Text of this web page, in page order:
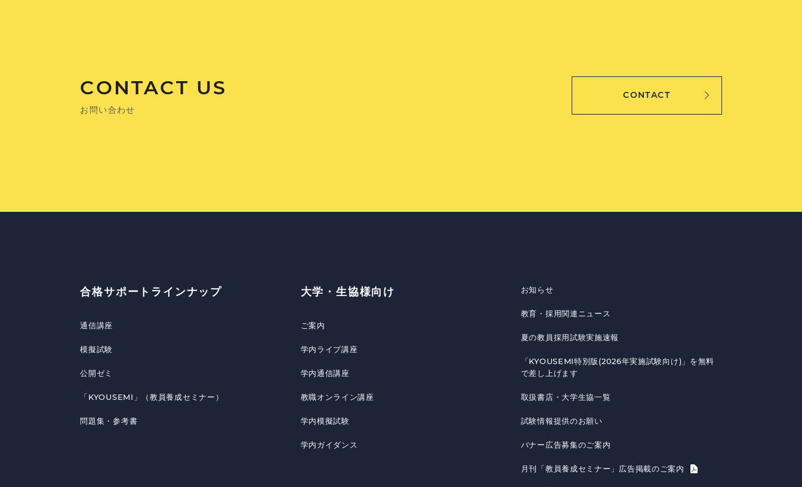
CONTACT US
お問い合わせ
CONTACT
合格サポートラインナップ
通信講座
模擬試験
公開ゼミ
「KYOUSEMI」（教員養成セミナー）
問題集・参考書
大学・生協様向け
ご案内
学内ライブ講座
学内通信講座
教職オンライン講座
学内模擬試験
学内ガイダンス
お知らせ
教育・採用関連ニュース
夏の教員採用試験実施速報
「KYOUSEMI特別版(2026年実施試験向け)」を無料
で差し上げます
取扱書店・大学生協一覧
試験情報提供のお願い
バナー広告募集のご案内
月刊「教員養成セミナー」広告掲載のご案内